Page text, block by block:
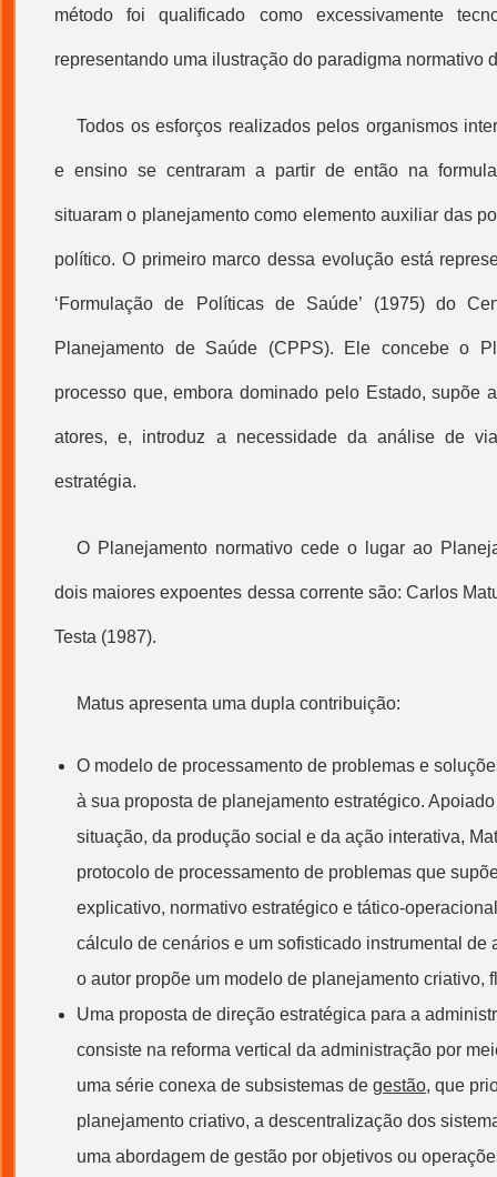
método foi qualificado como excessivamente
representando uma ilustração do paradigma normativo
Todos os esforços realizados pelos organismos
e ensino se centraram a partir de então na
situaram o planejamento como elemento auxiliar das
político. O primeiro marco dessa evolução está
‘Formulação de Políticas de Saúde’ (1975) do
Planejamento de Saúde (CPPS). Ele concebe o
processo que, embora dominado pelo Estado, supõe
atores, e, introduz a necessidade da análise de
estratégia.
O Planejamento normativo cede o lugar ao
dois maiores expoentes dessa corrente são: Carlos
Testa (1987).
Matus apresenta uma dupla contribuição:
O modelo de processamento de problemas e
à sua proposta de planejamento estratégico.
situação, da produção social e da ação interativa,
protocolo de processamento de problemas que
explicativo, normativo estratégico e tático-
cálculo de cenários e um sofisticado instrumental de
o autor propõe um modelo de planejamento criativo,
Uma proposta de direção estratégica para a
consiste na reforma vertical da administração por
uma série conexa de subsistemas de gestão, que
planejamento criativo, a descentralização dos
uma abordagem de gestão por objetivos ou